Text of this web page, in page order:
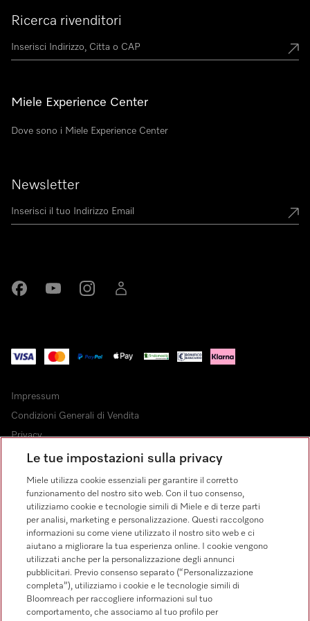
Ricerca rivenditori
Miele Experience Center
Dove sono i Miele Experience Center
Newsletter
Impressum
Condizioni Generali di Vendita
Privacy
Condizioni di Utilizzo
Modulo di recesso
Impostazioni cookie
Miele su Facebook
Miele su YoutubeMiele su Instagram
FINANZIAMENTO FINO A 50 MESI CON OPZIONE 10 E TASSO
Le tue impostazioni sulla privacy
Miele utilizza cookie essenziali per garantire il corretto
funzionamento del nostro sito web. Con il tuo consenso,
utilizziamo cookie e tecnologie simili di Miele e di terze parti
per analisi, marketing e personalizzazione. Questi raccolgono
informazioni su come viene utilizzato il nostro sito web e ci
aiutano a migliorare la tua esperienza online. I cookie vengono
utilizzati anche per la personalizzazione degli annunci
pubblicitari. Previo consenso separato (“Personalizzazione
completa”), utilizziamo i cookie e le tecnologie simili di
Bloomreach per raccogliere informazioni sul tuo
comportamento, che associamo al tuo profilo per